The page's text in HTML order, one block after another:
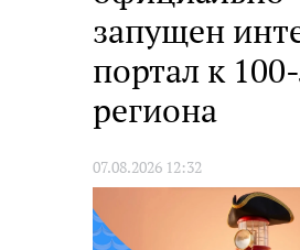
запущен
портал к
региона
07.08.2026 12:32